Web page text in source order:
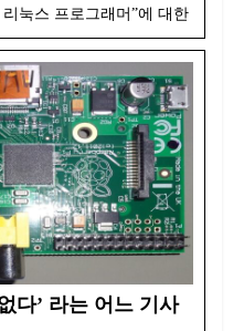
눅스 프로그래머”에 대한
다’ 라는 어느 기사